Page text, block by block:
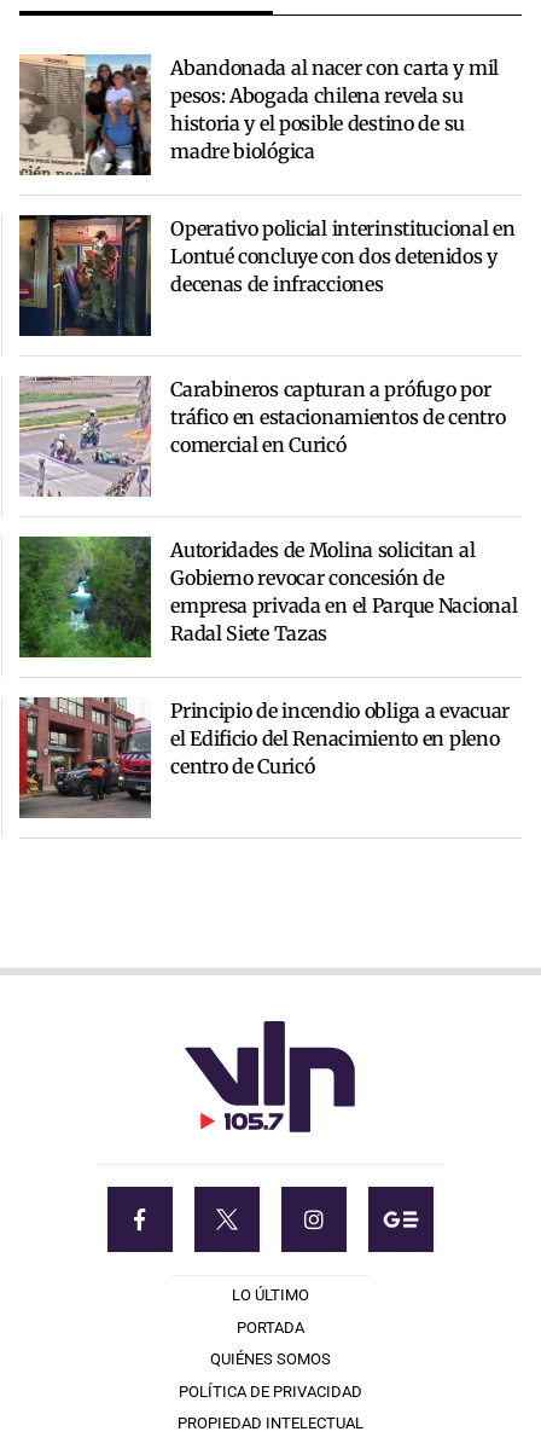
Abandonada al nacer con carta y mil
pesos: Abogada chilena revela su
historia y el posible destino de su
madre biológica
Operativo policial interinstitucional en
Lontué concluye con dos detenidos y
decenas de infracciones
Carabineros capturan a prófugo por
tráfico en estacionamientos de centro
comercial en Curicó
Autoridades de Molina solicitan al
Gobierno revocar concesión de
empresa privada en el Parque Nacional
Radal Siete Tazas
Principio de incendio obliga a evacuar
el Edificio del Renacimiento en pleno
centro de Curicó
LO ÚLTIMO
PORTADA
QUIÉNES SOMOS
POLÍTICA DE PRIVACIDAD
PROPIEDAD INTELECTUAL